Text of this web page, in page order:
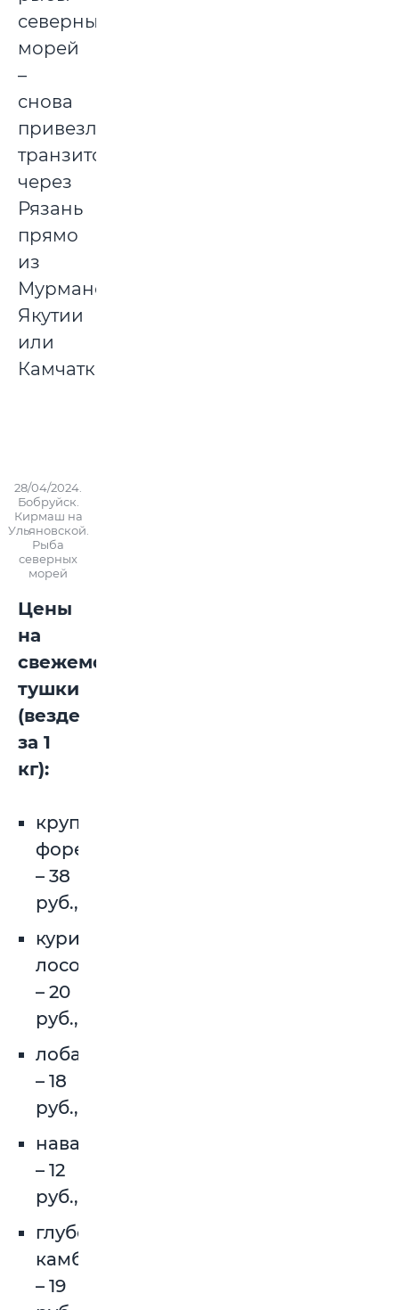
северных
морей
–
снова
привезли
транзитом
через
Рязань
прямо
из
Мурманска,
Якутии
или
Камчатки.
28/04/2024.
Бобруйск.
Кирмаш на
Ульяновской.
Рыба
северных
морей
Цены
на
свежемороженые
тушки
(везде
за 1
кг):
крупная
форель
– 38
руб.,
курильский
лосось
– 20
руб.,
лобань
– 18
руб.,
навага
– 12
руб.,
глубоководная
камбала
– 19